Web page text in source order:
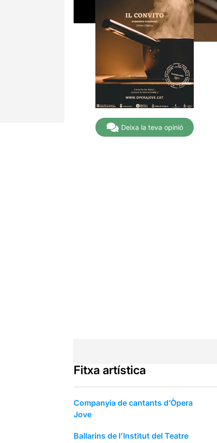
Deixa la teva opinió
Fitxa artística
Companyia de cantants d’Òpera
Jove
Ballarins de l’Institut del Teatre